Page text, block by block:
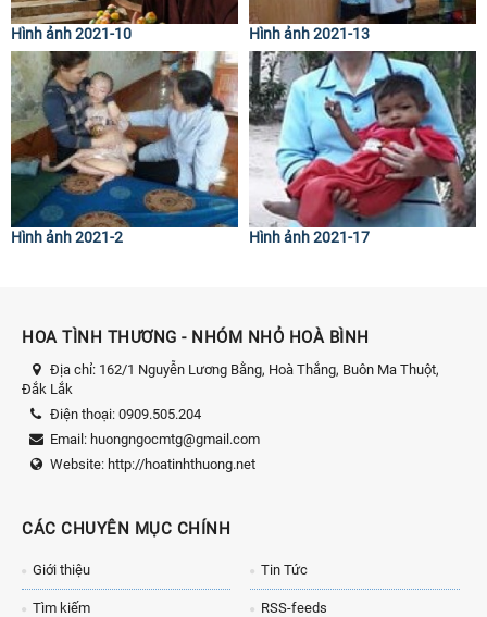
Hình ảnh 2021-10 Hình ảnh 2021-13
Hình ảnh 2021-2 Hình ảnh 2021-17
HOA TÌNH THƯƠNG - NHÓM NHỎ HOÀ BÌNH
Địa chỉ: 162/1 Nguyễn Lương Bằng, Hoà Thắng, Buôn Ma Thuột,
Đắk Lắk
Điện thoại: 0909.505.204
Email: huongngocmtg@gmail.com
Website: http://hoatinhthuong.net
CÁC CHUYÊN MỤC CHÍNH
Giới thiệu Tin Tức
Tìm kiếm RSS-feeds